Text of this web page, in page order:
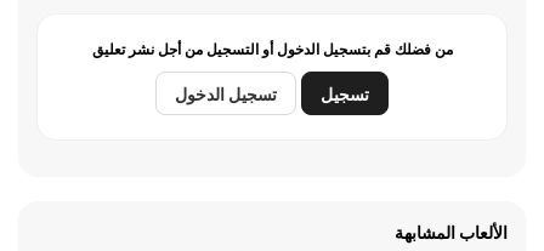
من فضلك قم بتسجيل الدخول أو التسجيل من أجل نشر تعليق
تسجيل تسجيل الدخول
الألعاب المشابهة